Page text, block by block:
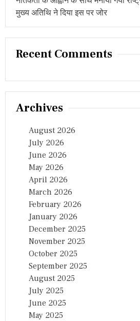
मुख्य अतिथि ने दिया इस पर जोर
Recent Comments
Archives
August 2026
July 2026
June 2026
May 2026
April 2026
March 2026
February 2026
January 2026
December 2025
November 2025
October 2025
September 2025
August 2025
July 2025
June 2025
May 2025